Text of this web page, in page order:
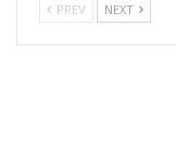
PREV NEXT